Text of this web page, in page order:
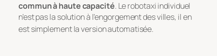
commun à haute capacité. Le robotaxi individuel
n’est pas la solution à l’engorgement des villes, il en
est simplement la version automatisée.